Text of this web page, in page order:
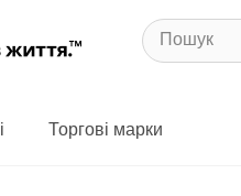
Торгові марки